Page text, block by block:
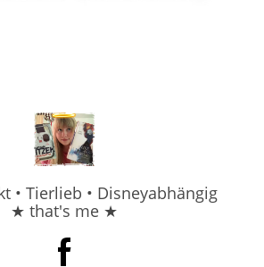
• Tierlieb • Disneyabhängig
★ that's me ★